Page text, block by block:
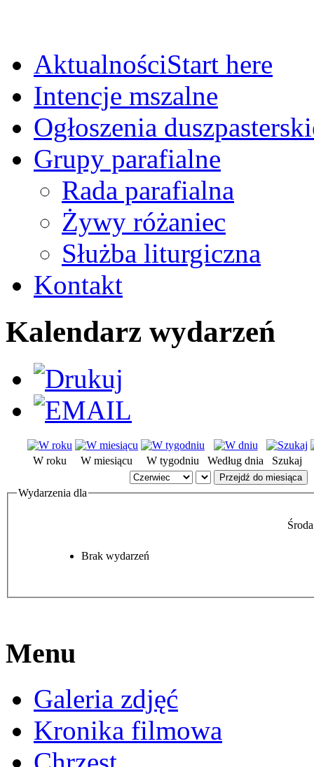
AktualnościStart here
Intencje mszalne
Ogłoszenia
Grupy parafialne
Rada parafialna
Żywy różaniec
Służba liturgiczna
Kontakt
Kalendarz wydarzeń
W roku W miesiącu W tygodniu Według dnia Szukaj
Przejdź do miesiąca
Wydarzenia dla
Brak wydarzeń
Menu
Galeria zdjęć
Kronika filmowa